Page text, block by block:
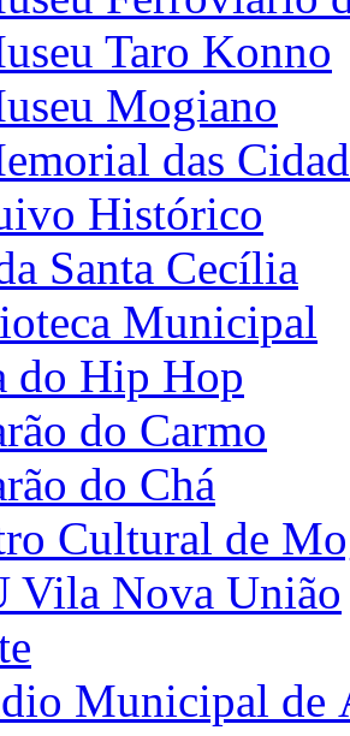
Taro Konno
Mogiano
das
Histórico
Santa Cecília
Municipal
do Hip Hop
do Carmo
do Chá
Cultural de
Vila Nova União
Municipal de